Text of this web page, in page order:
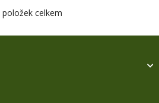
O
l
položek celkem